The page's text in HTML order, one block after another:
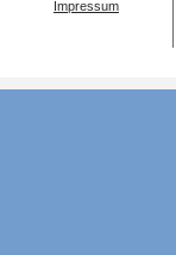
Impressum